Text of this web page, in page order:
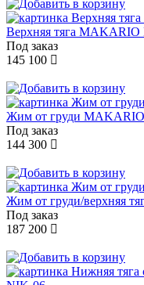
Верхняя тяга MAKARIO
Под заказ
145 100
Жим от груди
Под заказ
144 300
Жим от груди/верхняя
Под заказ
187 200